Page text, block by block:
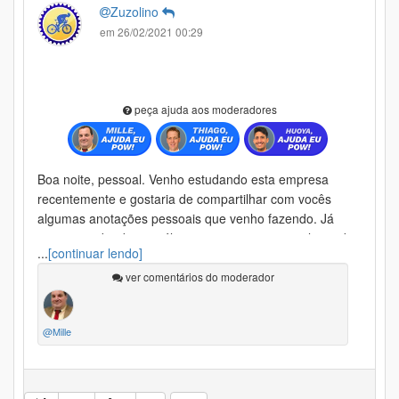
Zuzolino
em 26/02/2021 00:29
peça ajuda aos moderadores
Boa noite, pessoal. Venho estudando esta empresa
recentemente e gostaria de compartilhar com vocês
algumas anotações pessoais que venho fazendo. Já
aproveitando, deixo a última pergunta para se algum de
vocês souber responder e eu não ter que ligar para o RI.
Caso tenham alguma sugestão sobre algum ponto que
eu não estiver considerando me avisem. Obrigado e
abraços:
- a empresa divulgou que recomprou 20mi de dolares
em bonds vencíveis em 2028, antecipando a redução de
...[continuar lendo]
ver comentários do moderador
@Mille